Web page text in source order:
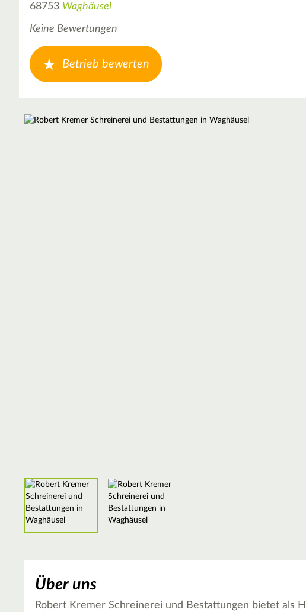
68753 Waghäusel
Keine Bewertungen
Betrieb bewerten
Über uns
Robert Kremer Schreinerei und Bestattungen bietet als